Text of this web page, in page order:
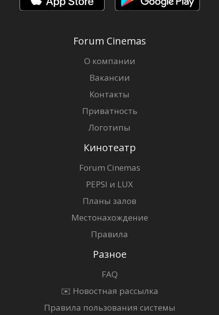
Forum Cinemas
О компании
Вакансии
Контакты
Приватность
Логотипы
Кинотеатр
Forum Cinemas
PEPSI и LUX
Планы залов
Местонахождение
Правила
Разное
FAQ
✉️ Новостная рассылка
Правила пользования системы